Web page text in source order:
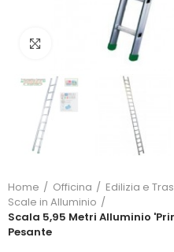
Click to enlarge
Home Officina
Edilizia e
Scale in Alluminio
Scala 5,95 Metri Alluminio
Pesante